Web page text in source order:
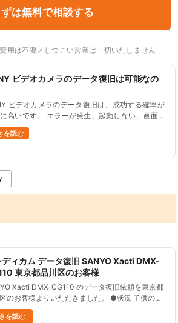
用は不要／しつこい営業は一切いたしません
ビデオカメラのデータ復旧は可能なの
ビデオカメラのデータ復旧は、成功する確率が
高いです。 エラーが発生、起動しない、画面が
、データ削除したなど、ほとんどの状況からデ
復旧できます。 データ復旧に対応している型
を読む
ディカム データ復旧 SANYO Xacti DMX-
東京都品川区のお客様
Xacti DMX-CG110 のデータ復旧依頼を東京都
のお客様よりいただきました。 ●状況 子供の成
等、大切なデータが入っていたのだが、誤ってデ
を消してしまい、さらにその後１０分ほど撮影を
を読む